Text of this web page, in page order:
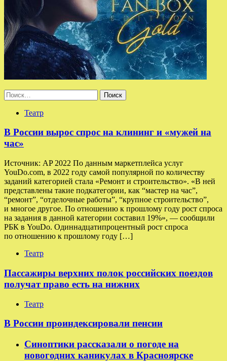
Найти:
Театр
В России вырос спрос на клининг и «мужей на
час»
Источник: AP 2022 По данным маркетплейса услуг
YouDo.com, в 2022 году самой популярной по количеству
заданий категорией стала «Ремонт и строительство». «В ней
представлены такие подкатегории, как “мастер на час”,
“ремонт”, “отделочные работы”, “крупное строительство”,
и многое другое. По отношению к прошлому году рост спроса
на задания в данной категории составил 19%», — сообщили
РБК в YouDo. Одиннадцатипроцентный рост спроса
по отношению к прошлому году […]
Театр
Пассажиры верхних полок российских поездов
получат право есть на нижних
Театр
В России проиндексировали пенсии
Синоптики рассказали о погоде на
новогодних каникулах в Красноярске